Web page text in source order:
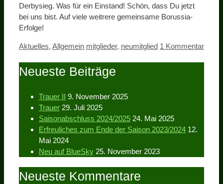
Derbysieg. Was für ein Einstand! Schön, dass Du jetzt
bei uns bist. Auf viele weitrere gemeinsame Borussia-
Erfolge!
Kategorien
Aktuelles, Allgemein Schlagwörter
mitglieder, neumitglied 1 Kommentar
Neueste Beiträge
Trauer II 9. November 2025
Trauer 29. Juli 2025
Saisonabschluss 2024/2025 24. Mai 2025
Erfreuliches zum Ende der Saison 2023/2024 12.
Mai 2024
Neu auf BlueSky 25. November 2023
Neueste Kommentare